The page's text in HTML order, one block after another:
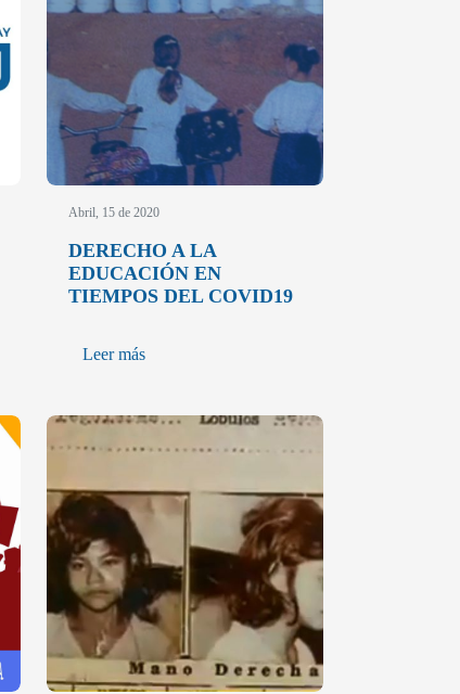
Abril, 15 de 2020
DERECHO A LA
EDUCACIÓN EN
TIEMPOS DEL COVID19
Leer más